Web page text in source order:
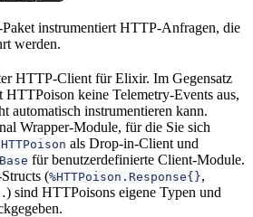
instrumentiert HTTP-Anfragen, die
werden.
HTTP-Client für Elixir. Im Gegensatz
HTTPoison keine Telemetry-Events aus,
automatisch instrumentieren kann.
Wrapper-Module, für die Sie sich
als Drop-in-Client und
für benutzerdefinierte Client-Module.
(%HTTPoison.Response{},
sind HTTPoisons eigene Typen und